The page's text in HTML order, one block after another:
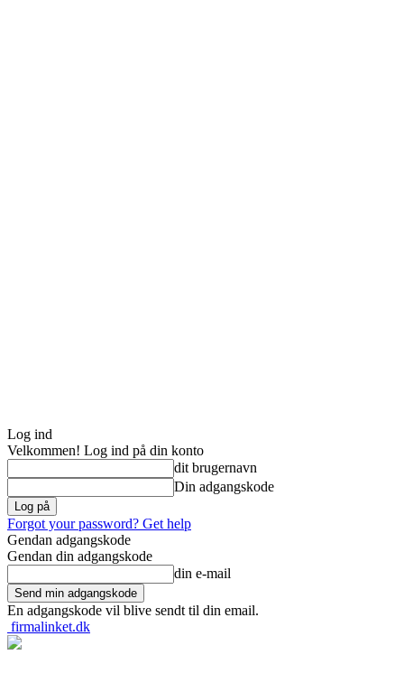
Log ind
Velkommen! Log ind på din konto
dit brugernavn
Din adgangskode
Forgot your password? Get help
Gendan adgangskode
Gendan din adgangskode
din e-mail
En adgangskode vil blive sendt til din email.
firmalinket.dk